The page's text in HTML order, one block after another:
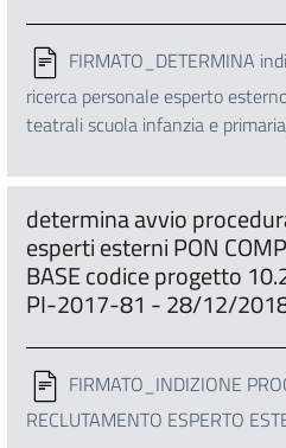
FIRMATO_DETERMINA
ricerca personale esperto
teatrali scuola infanzia e
determina avvio
esperti esterni PON
BASE codice progetto
PI-2017-81 - 28/12/
FIRMATO_INDIZIONE
RECLUTAMENTO ESPERTO